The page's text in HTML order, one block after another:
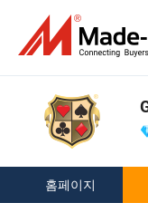
홈페이지